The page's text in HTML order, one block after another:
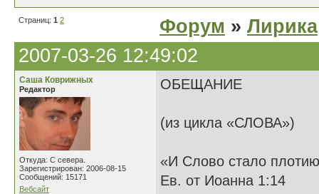
Страниц: 1 2 Форум » Лирика
2007-03-26 12:49:02
Саша Коврижных
Редактор
Откуда: С севера.
Зарегистрирован: 2006-08-15
Сообщений: 15171
Вебсайт
ОБЕЩАНИЕ
(из цикла «СЛОВА»)
«И Слово стало
Ев. от Иоанна 1:14